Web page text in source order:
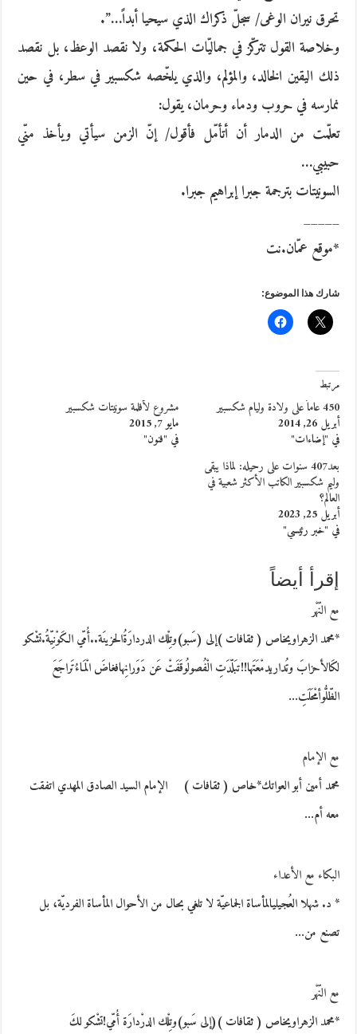
تحرق نيران الوغى/ سجلّ ذكراك الذي سيحيا أبداً…”.
وخلاصة القول تتركّز في جماليّات الحكمة، ولا نقصد الوعظ، بل نقصد
ذلك اليقين الخالد، والمؤلم، والذي يلخّصه شكسبير في سطر، في حين
نمارسه في حروب ودماء وحرمان، يقول:
تعلّمت من الدمار أن أتأمّل فأقول/ إنّ الزمن سيأتي ويأخذ منّي
حبيبي…
السونيتات بترجمة جبرا إبراهيم جبرا.
_____
*موقع عمّان.نت
شارك هذا الموضوع:
مرتبط
450 عاماً على ولادة وليام شكسبير
أبريل 26, 2014
في "إضاءات"
مشروع لأفلمة سونيتات شكسبير
مايو 7, 2015
في "فنون"
بعد407 سنوات على رحيله: لماذا يبقى
وليم شكسبير الكاتب الأكثر شعبية في
العالم؟
أبريل 25, 2023
في "خبر رئيسي"
إقرأ أيضاً
مع النّهْر
*محمد الزهراويخاص ( ثقافات )إلى (سَبو)وتِلْك الدردارَةُالحزينَة..أُمّي الكَوْنِيّةُ.تشْكو
لكَالأحزابَ وتُداريدمْعَتَها!!تبَلّدَتِ الْفُصولُوقَفَتْ عَن دَوَرانِهافغاضَ الْمَاءُتَراجَعَ
الظّلُّوأمْحَلَتِ…
مع الإمام
محمد أمين أبو العواتك*خاص ( ثقافات ) الإمام السيد الصادق المهدي اتفقت
معه أم…
البكاء مع الأعداء
* د. شهلا العُجيليالمأساة الجماعيّة لا تلغي بحال من الأحوال المأساة الفرديّة، بل
تصنع من…
مع النّهْر
*محمد الزهراويخاص ( ثقافات )(إلى سَبو)وتِلْك الدرْدارَة أُمّي!تشْكو لكَ